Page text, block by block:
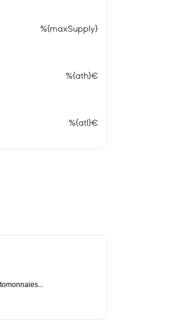
%{maxSupply}
%{ath}€
%{atl}€